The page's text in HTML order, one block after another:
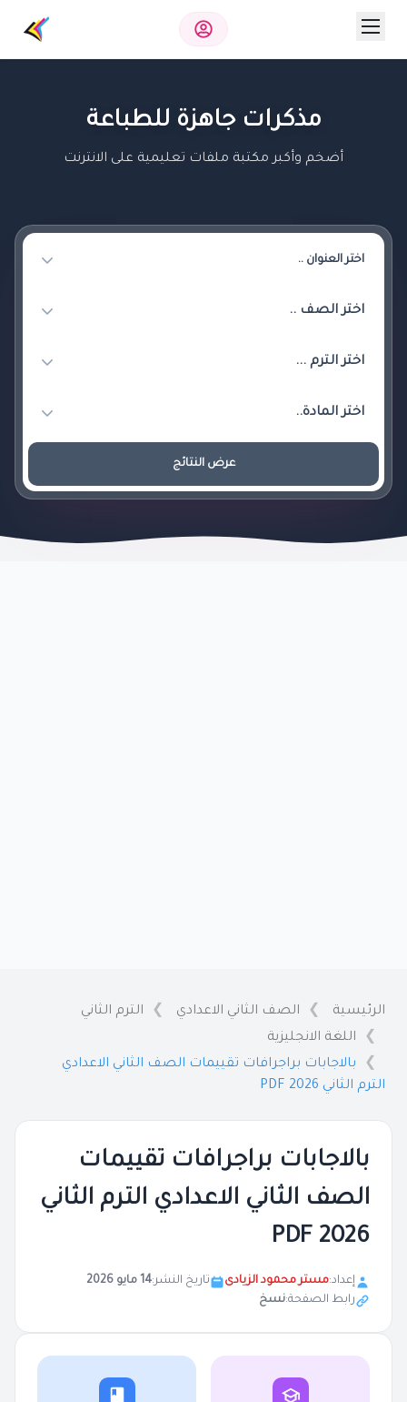
مذكرات جاهزة للطباعة
أضخم وأكبر مكتبة ملفات تعليمية على الانترنت
عرض النتائج
الرئيسية الصف الثاني الاعدادي
الترم الثاني
اللغة الانجليزية
بالاجابات براجرافات تقييمات الصف الثاني الاعدادي
الترم الثاني 2026 PDF
بالاجابات براجرافات تقييمات
الصف الثاني الاعدادي الترم الثاني
2026 PDF
إعداد:مستر محمود الزيادى تاريخ النشر:14 مايو 2026
رابط الصفحة:نسخ